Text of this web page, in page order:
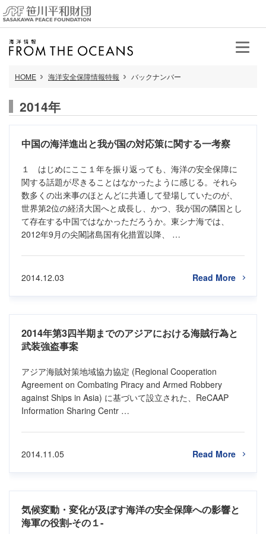
HOME 海洋安全保障情報特報 バックナンバー
2014年
中国の海洋進出と我が国の対応策に関する一考察
１ はじめにここ１年を振り返っても、海洋の安全保障に
関する話題が尽きることはなかったように感じる。それら
数多くの出来事のほとんどに共通して登場していたのが、
世界第2位の経済大国へと成長し、かつ、我が国の隣国とし
て存在する中国ではなかっただろうか。東シナ海では、
2012年9月の尖閣諸島国有化措置以降、 …
Read More
2014.12.03
2014年第3四半期までのアジアにおける海賊行為と
武装強盗事案
アジア海賊対策地域協力協定 (Regional Cooperation
Agreement on Combating Piracy and Armed Robbery
against Ships in Asia) に基づいて設立された、ReCAAP
Information Sharing Centr …
Read More
2014.11.05
気候変動・変化が及ぼす海洋の安全保障への影響と
海軍の役割-その１-